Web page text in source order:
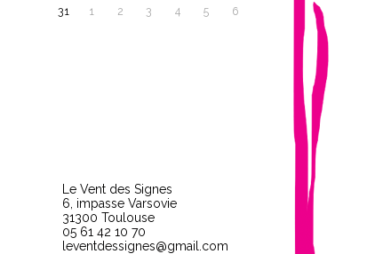
31
1 2 3 4 5 6
Le Vent des Signes
6, impasse Varsovie
31300 Toulouse
05 61 42 10 70
leventdessignes@gmail.com